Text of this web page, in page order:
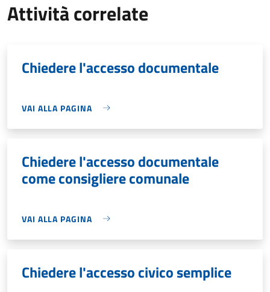
Attività correlate
Chiedere l'accesso documentale
VAI ALLA PAGINA
Chiedere l'accesso documentale
come consigliere comunale
VAI ALLA PAGINA
Chiedere l'accesso civico semplice